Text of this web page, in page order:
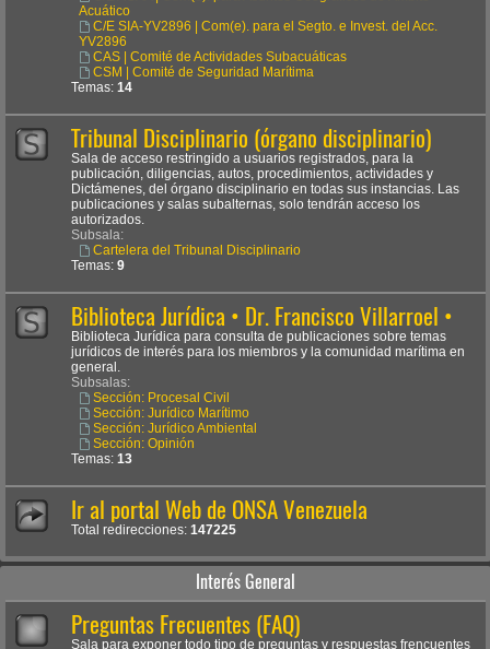
Acuático
C/E SIA-YV2896 | Com(e). para el Segto. e Invest. del Acc.
YV2896
CAS | Comité de Actividades Subacuáticas
CSM | Comité de Seguridad Marítima
Temas: 14
Tribunal Disciplinario (órgano disciplinario)
Sala de acceso restringido a usuarios registrados, para la
publicación, diligencias, autos, procedimientos, actividades y
Dictámenes, del órgano disciplinario en todas sus instancias. Las
publicaciones y salas subalternas, solo tendrán acceso los
autorizados.
Subsala:
Cartelera del Tribunal Disciplinario
Temas: 9
Biblioteca Jurídica • Dr. Francisco Villarroel •
Biblioteca Jurídica para consulta de publicaciones sobre temas
jurídicos de interés para los miembros y la comunidad marítima en
general.
Subsalas:
Sección: Procesal Civil
Sección: Jurídico Marítimo
Sección: Jurídico Ambiental
Sección: Opinión
Temas: 13
Ir al portal Web de ONSA Venezuela
Total redirecciones: 147225
Interés General
Preguntas Frecuentes (FAQ)
Sala para exponer todo tipo de preguntas y respuestas frencuentes